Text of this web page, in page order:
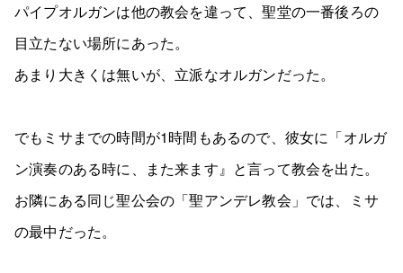
パイプオルガンは他の教会を違って、聖堂の一番後ろの
目立たない場所にあった。
あまり大きくは無いが、立派なオルガンだった。
でもミサまでの時間が1時間もあるので、彼女に「オルガ
ン演奏のある時に、また来ます』と言って教会を出た。
お隣にある同じ聖公会の「聖アンデレ教会」では、ミサ
の最中だった。